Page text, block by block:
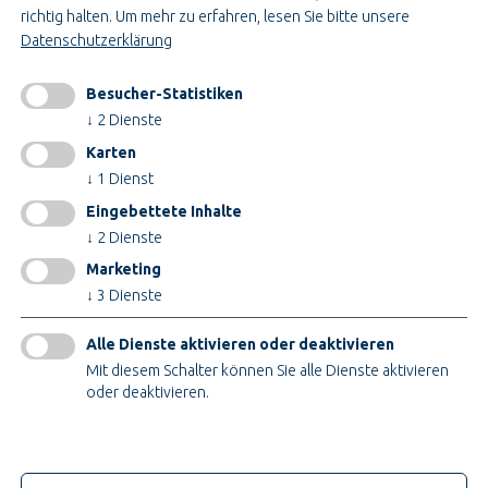
Login
JOBS BEI TEUPE
Ausbildung & Studium
Bau- & Projektleitung
Administration & Verwaltung
Handwerk & Montage
Konstruktion & Technik
INFORMATIONEN
Impressum
AGB
Datenschutz
richtig halten. Um mehr zu erfahren, lesen Sie bitte unsere
Datenschutzerklärung
Besucher-Statistiken
↓ 2 Dienste
Karten
↓ 1 Dienst
Eingebettete Inhalte
↓ 2 Dienste
Marketing
↓ 3 Dienste
Alle Dienste aktivieren oder deaktivieren
Mit diesem Schalter können Sie alle Dienste aktivieren
oder deaktivieren.